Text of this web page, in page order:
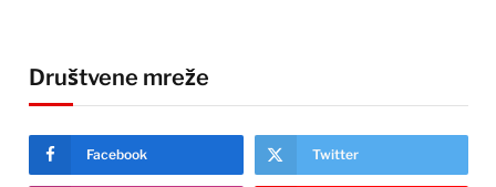
Društvene mreže
Facebook Twitter